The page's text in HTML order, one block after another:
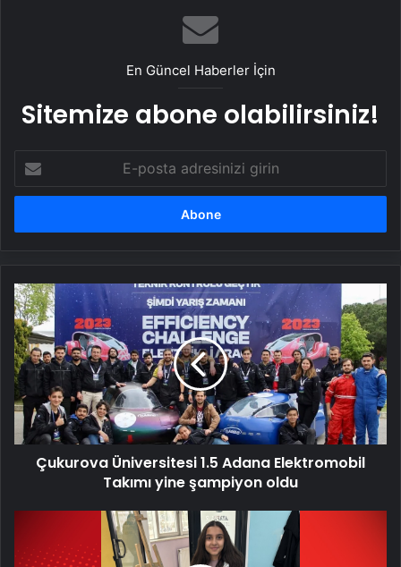
En Güncel Haberler İçin
Sitemize abone olabilirsiniz!
posta
adresinizi
Çukurova
Üniversitesi
1.5
Adana
Elektromobil
Takımı
yine
şampiyon
oldu
Çukurova Üniversitesi 1.5 Adana Elektromobil
Takımı yine şampiyon oldu
'Bilim